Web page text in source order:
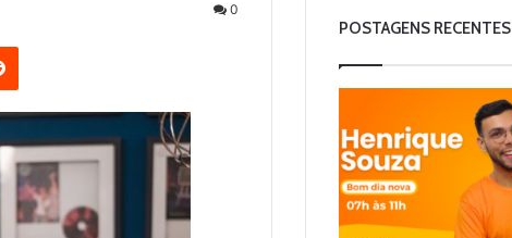
0
POSTAGENS RECENTES